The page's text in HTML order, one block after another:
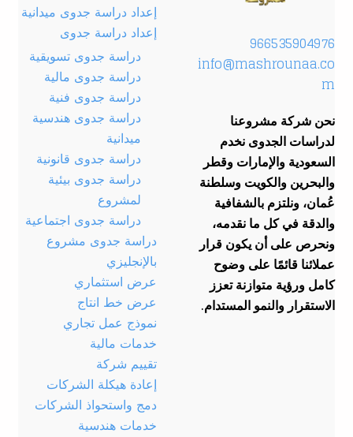
966535904976
info@mashrounaa.co
m
نحن شركة مشروعنا
لدراسات الجدوى نخدم
السعودية والإمارات وقطر
والبحرين والكويت وسلطنة
عُمان، ونلتزم بالشفافية
والدقة في كل ما نقدمه،
ونحرص على أن يكون قرار
عملائنا قائمًا على وضوح
كامل ورؤية متوازنة تعزز
الاستقرار والنمو المستدام.
إعداد دراسة جدوى ميدانية
إعداد دراسة جدوى
دراسة جدوى تسويقية
دراسة جدوى مالية
دراسة جدوى فنية
دراسة جدوى هندسية
ميدانية
دراسة جدوى قانونية
دراسة جدوى بيئية
لمشروع
دراسة جدوى اجتماعية
دراسة جدوى مشروع
بالإنجليزي
عرض استثماري
عرض خط انتاج
نموذج عمل تجاري
خدمات مالية
تقييم شركة
إعادة هيكلة الشركات
دمج واستحواذ الشركات
خدمات هندسية